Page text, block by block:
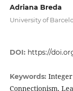
Adriana Breda
University of
DOI: https://
Keywords:
Connectionism,